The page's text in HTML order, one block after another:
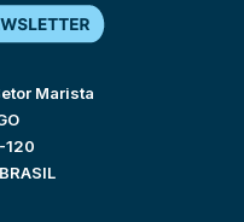
Marista
120